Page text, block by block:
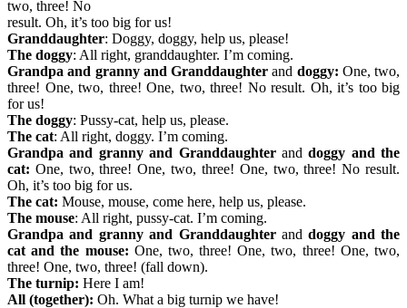
two, three! No
result. Oh, it’s too big for us!
Granddaughter: Doggy, doggy, help us, please!
The doggy: All right, granddaughter. I’m coming.
Grandpa and granny and Granddaughter and doggy: One, two,
three! One, two, three! One, two, three! No result. Oh, it’s too big
for us!
The doggy: Pussy-cat, help us, please.
The cat: All right, doggy. I’m coming.
Grandpa and granny and Granddaughterand doggy and the
cat: One, two, three! One, two, three! One, two, three! No result.
Oh, it’s too big for us.
The cat: Mouse, mouse, come here, help us, please.
The mouse: All right, pussy-cat. I’m coming.
Grandpa and granny and Granddaughterand doggy and the
cat and the mouse: One, two, three! One, two, three! One, two,
three! One, two, three! (fall down).
The turnip: Here I am!
All (together): Oh. What a big turnip we have!